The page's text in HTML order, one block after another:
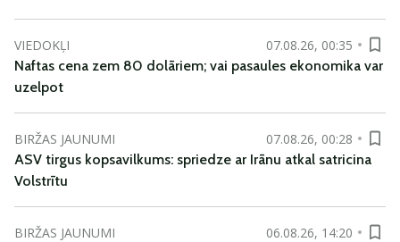
VIEDOKĻI
07.08.26, 00:35
Naftas cena zem 80 dolāriem; vai pasaules ekonomika var
uzelpot
BIRŽAS JAUNUMI
07.08.26, 00:28
ASV tirgus kopsavilkums: spriedze ar Irānu atkal satricina
Volstrītu
BIRŽAS JAUNUMI
06.08.26, 14:20